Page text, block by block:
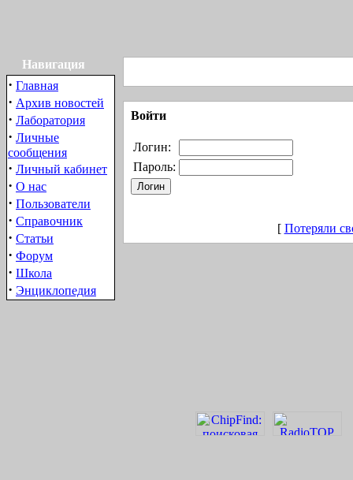
Навигация
· Главная
· Архив новостей
· Лаборатория
· Личные
сообщения
· Личный кабинет
· О нас
· Пользователи
· Справочник
· Статьи
· Форум
· Школа
· Энциклопедия
Войти
Логин:
Пароль:
[ Потеряли